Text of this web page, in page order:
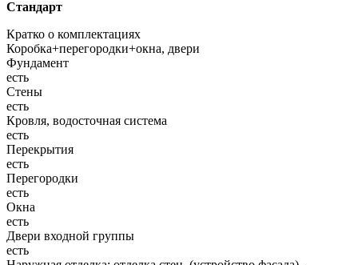
Стандарт
Кратко о комплектациях
Коробка+перегородки+окна, двери
Фундамент
есть
Стены
есть
Кровля, водосточная система
есть
Перекрытия
есть
Перегородки
есть
Окна
есть
Двери входной группы
есть